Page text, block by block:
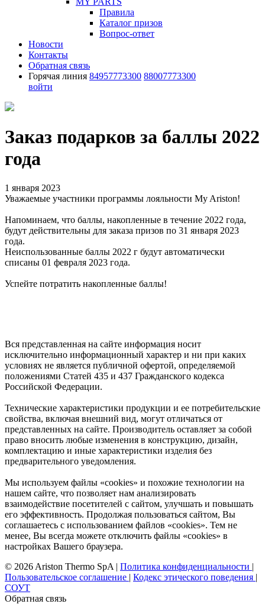
Правила
Каталог призов
Вопрос-ответ
Новости
Контакты
Обратная связь
Горячая линия 84957773300 88007773300
войти
Заказ подарков за баллы 2022
года
1 января 2023
Уважаемые участники программы лояльности My Ariston!
Напоминаем, что баллы, накопленные в течение 2022 года,
будут действительны для заказа призов по 31 января 2023
года.
Неиспользованные баллы 2022 г будут автоматически
списаны 01 февраля 2023 года.
Успейте потратить накопленные баллы!
Вся представленная на сайте информация носит
исключительно информационный характер и ни при каких
условиях не является публичной офертой, определяемой
положениями Статей 435 и 437 Гражданского кодекса
Российской Федерации.
Технические характеристики продукции и ее потребительские
свойства, включая внешний вид, могут отличаться от
представленных на сайте. Производитель оставляет за собой
право вносить любые изменения в конструкцию, дизайн,
комплектацию и иные характеристики изделия без
предварительного уведомления.
Мы используем файлы «cookies» и похожие технологии на
нашем сайте, что позволяет нам анализировать
взаимодействие посетителей с сайтом, улучшать и повышать
его эффективность. Продолжая пользоваться сайтом, Вы
соглашаетесь с использованием файлов «cookies». Тем не
менее, Вы всегда можете отключить файлы «cookies» в
настройках Вашего браузера.
© 2026 Ariston Thermo SpA | Политика конфиденциальности |
Пользовательское соглашение | Кодекс этического поведения |
СОУТ
Обратная связь